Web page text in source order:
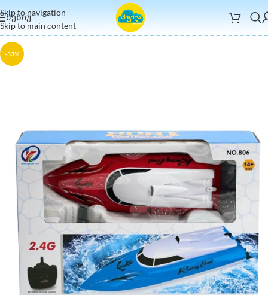
Skip to navigation
Skip to main content
ᲛᲔᲜᲘᲣ
-33%